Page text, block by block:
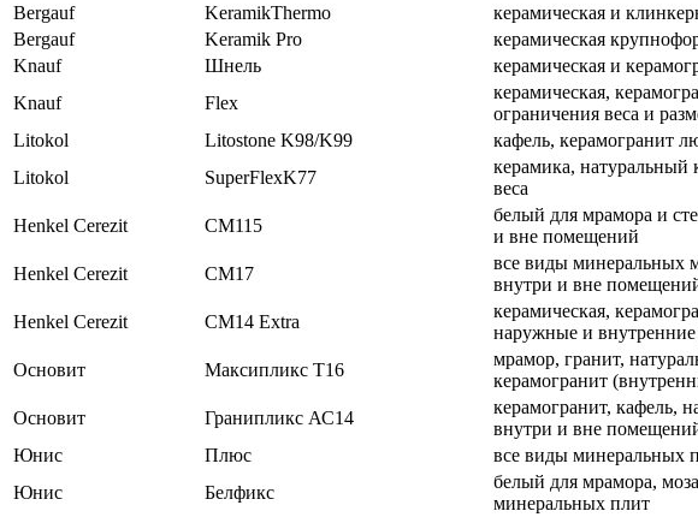
Bergauf KeramikThermo керамическая и
Bergauf
Keramik Pro керамическая
Knauf
Шнель керамическая и
Knauf
Flex
керамическая,
ограничения веса и
Litokol
Litostone K98/K99 кафель, керамогранит
Litokol
SuperFlexK77
керамика, натуральный
веса
Henkel Cerezit СМ115
белый для мрамора и
и вне помещений
Henkel Cerezit СМ17
все виды минеральных
внутри и вне
Henkel Cerezit CM14 Extra
керамическая,
наружные и
Основит Максипликс Т16
мрамор, гранит,
керамогранит
Основит Гранипликс АС14
керамогранит, кафель,
внутри и вне
Юнис
Плюс все виды минеральных
Юнис
Белфикс
белый для мрамора,
минеральных плит